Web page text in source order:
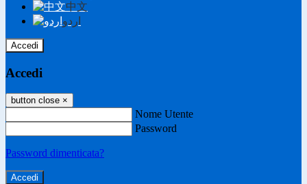
中文
اردو
Accedi
Accedi
button close ×
Nome Utente
Password
Password dimenticata?